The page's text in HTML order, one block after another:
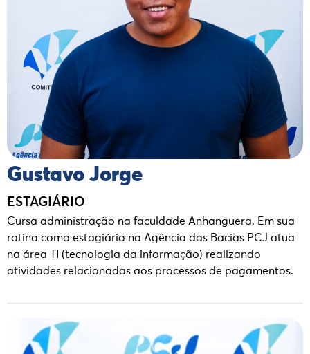
Gustavo Jorge
ESTAGIÁRIO
Cursa administração na faculdade Anhanguera. Em sua
rotina como estagiário na Agência das Bacias PCJ atua
na área TI (tecnologia da informação) realizando
atividades relacionadas aos processos de pagamentos.